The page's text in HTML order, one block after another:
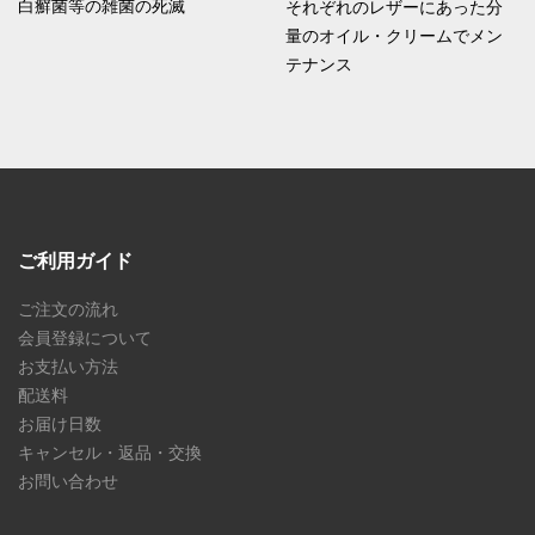
白癬菌等の雑菌の死滅
それぞれのレザーにあった分
量のオイル・クリームでメン
テナンス
ご利用ガイド
ご注文の流れ
会員登録について
お支払い方法
配送料
お届け日数
キャンセル・返品・交換
お問い合わせ